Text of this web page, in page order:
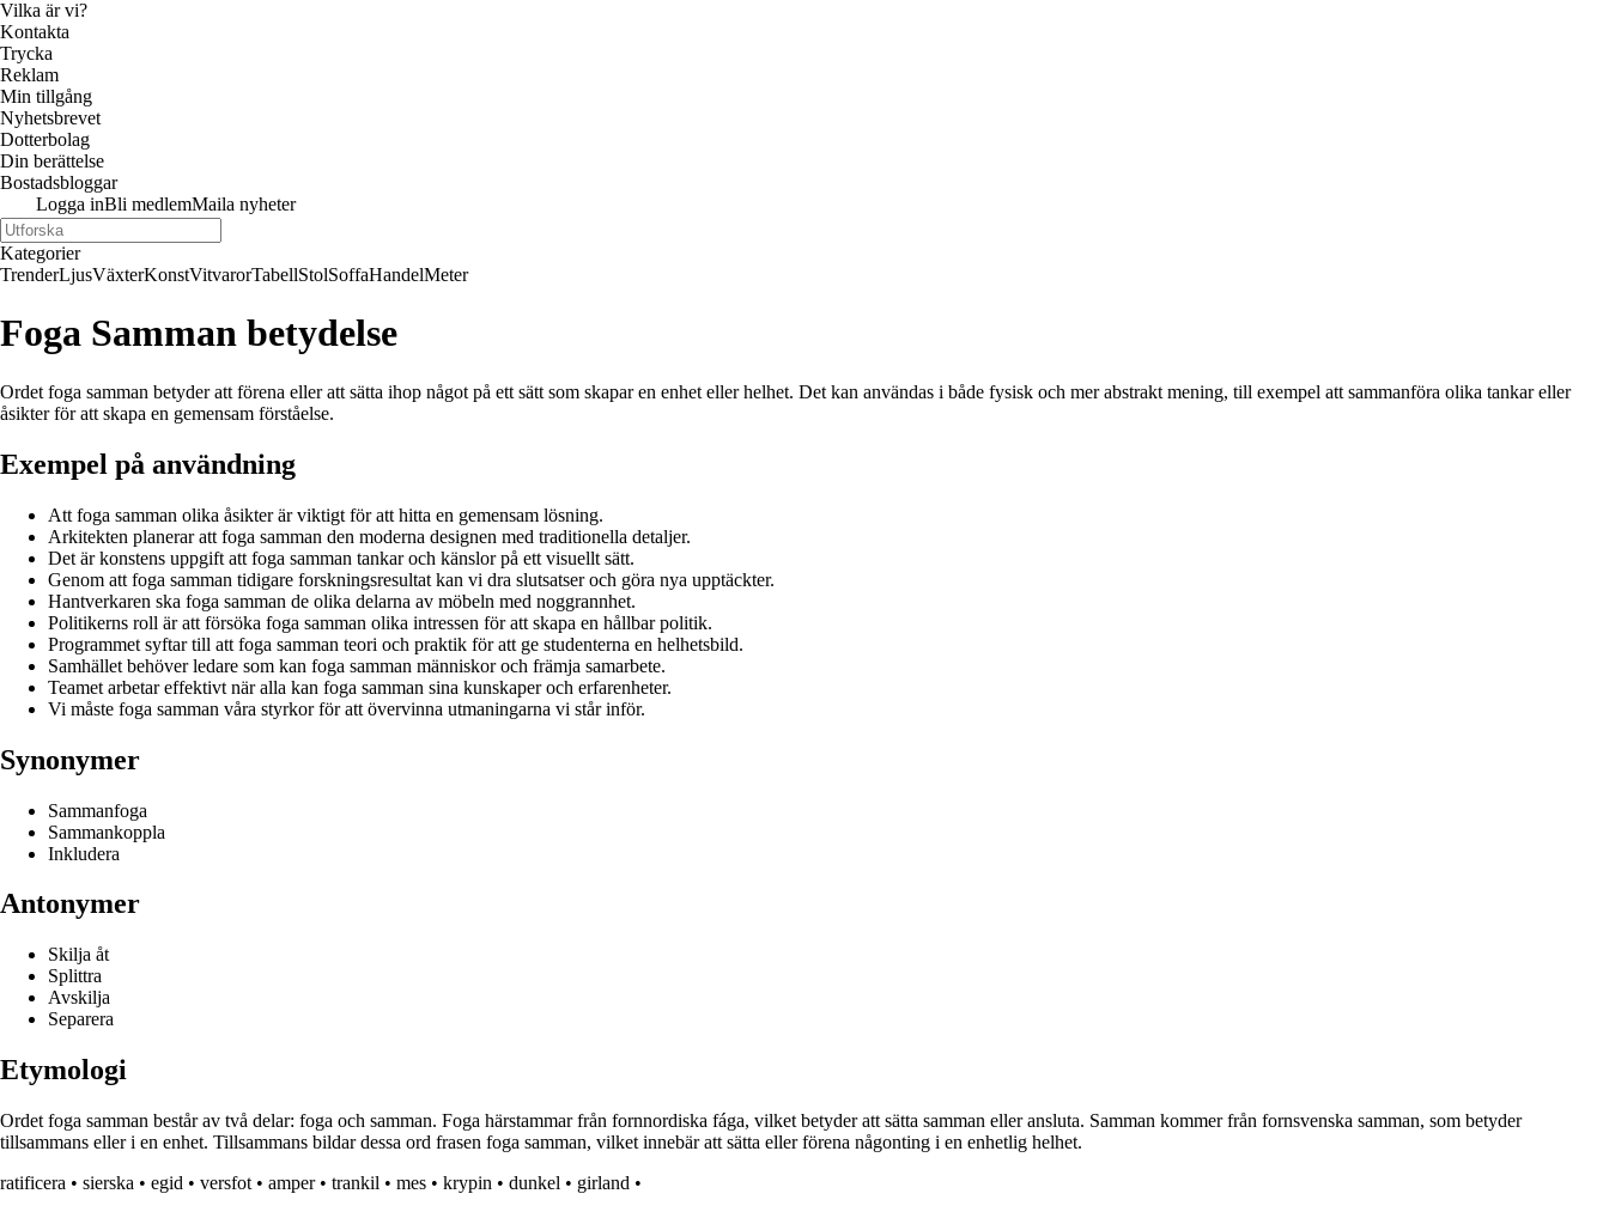
Vilka är vi?
Kontakta
Trycka
Reklam
Min tillgång
Nyhetsbrevet
Dotterbolag
Din berättelse
Bostadsbloggar
Logga inBli medlemMaila nyheter
Kategorier
TrenderLjusVäxterKonstVitvarorTabellStolSoffaHandelMeter
Foga Samman betydelse
Ordet foga samman betyder att förena eller att sätta ihop något på ett sätt som skapar en enhet eller helhet. Det kan användas i både fysisk och mer abstrakt mening, till exempel att sammanföra olika tankar eller
åsikter för att skapa en gemensam förståelse.
Exempel på användning
Att foga samman olika åsikter är viktigt för att hitta en gemensam lösning.
Arkitekten planerar att foga samman den moderna designen med traditionella detaljer.
Det är konstens uppgift att foga samman tankar och känslor på ett visuellt sätt.
Genom att foga samman tidigare forskningsresultat kan vi dra slutsatser och göra nya upptäckter.
Hantverkaren ska foga samman de olika delarna av möbeln med noggrannhet.
Politikerns roll är att försöka foga samman olika intressen för att skapa en hållbar politik.
Programmet syftar till att foga samman teori och praktik för att ge studenterna en helhetsbild.
Samhället behöver ledare som kan foga samman människor och främja samarbete.
Teamet arbetar effektivt när alla kan foga samman sina kunskaper och erfarenheter.
Vi måste foga samman våra styrkor för att övervinna utmaningarna vi står inför.
Synonymer
Sammanfoga
Sammankoppla
Inkludera
Antonymer
Skilja åt
Splittra
Avskilja
Separera
Etymologi
Ordet foga samman består av två delar: foga och samman. Foga härstammar från fornnordiska fága, vilket betyder att sätta samman eller ansluta. Samman kommer från fornsvenska samman, som betyder
tillsammans eller i en enhet. Tillsammans bildar dessa ord frasen foga samman, vilket innebär att sätta eller förena någonting i en enhetlig helhet.
ratificera • sierska • egid • versfot • amper• trankil • mes • krypin • dunkel • girland •